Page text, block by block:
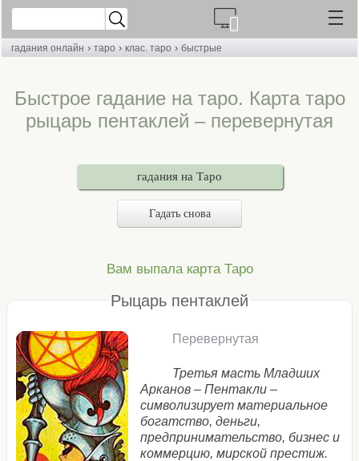
гадания онлайн › таро › клас. таро › быстрые
Быстрое гадание на таро. Карта таро
рыцарь пентаклей – перевернутая
гадания на Таро
Гадать снова
Вам выпала карта Таро
Рыцарь пентаклей
Перевернутая
Третья масть Младших
Арканов – Пентакли –
символизирует материальное
богатство, деньги,
предпринимательство, бизнес и
коммерцию, мирской престиж.